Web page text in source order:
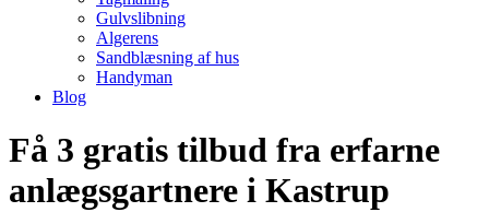
Gulvslibning
Algerens
Sandblæsning af hus
Handyman
Blog
Få 3 gratis tilbud fra erfarne
anlægsgartnere i Kastrup